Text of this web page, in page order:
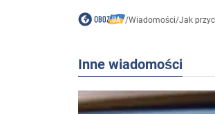
/Wiadomości/Jak
Inne wiadomości